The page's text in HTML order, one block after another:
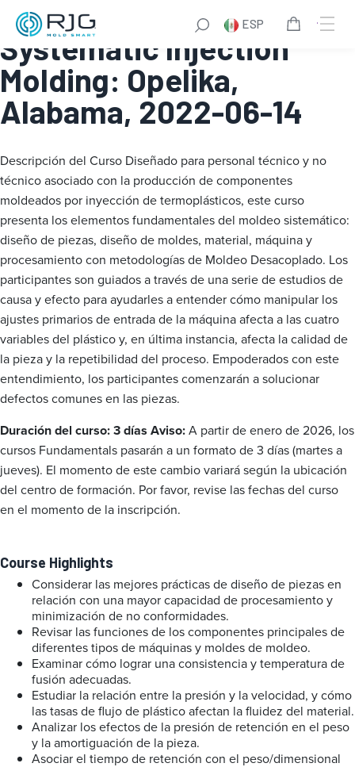
ESP
Fundamentals of
Systematic Injection
Molding: Opelika,
Alabama, 2022-06-14
Descripción del Curso Diseñado para personal técnico y no
técnico asociado con la producción de componentes
moldeados por inyección de termoplásticos, este curso
presenta los elementos fundamentales del moldeo sistemático:
diseño de piezas, diseño de moldes, material, máquina y
procesamiento con metodologías de Moldeo Desacoplado. Los
participantes son guiados a través de una serie de estudios de
causa y efecto para ayudarles a entender cómo manipular los
ajustes primarios de entrada de la máquina afecta a las cuatro
variables del plástico y, en última instancia, afecta la calidad de
la pieza y la repetibilidad del proceso. Empoderados con este
entendimiento, los participantes comenzarán a solucionar
defectos comunes en las piezas.
Duración del curso: 3 días Aviso:A partir de enero de 2026, los
cursos Fundamentals pasarán a un formato de 3 días (martes a
jueves). El momento de este cambio variará según la ubicación
del centro de formación. Por favor, revise las fechas del curso
en el momento de la inscripción.
Course Highlights
Considerar las mejores prácticas de diseño de piezas en
relación con una mayor capacidad de procesamiento y
minimización de no conformidades.
Revisar las funciones de los componentes principales de
diferentes tipos de máquinas y moldes de moldeo.
Examinar cómo lograr una consistencia y temperatura de
fusión adecuadas.
Estudiar la relación entre la presión y la velocidad, y cómo
las tasas de flujo de plástico afectan la fluidez del material.
Analizar los efectos de la presión de retención en el peso
y la amortiguación de la pieza.
Asociar el tiempo de retención con el peso/dimensional